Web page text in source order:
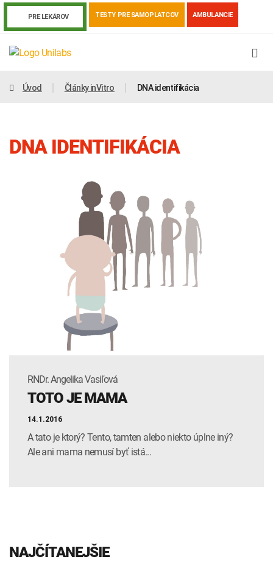
PRE LEKÁROV TESTY PRE SAMOPLATCOV AMBULANCIE
Žiadanky a tlačivá
Výsledky vyšetrení Kortizol Odberová príručka
INTOLERANCIA POTRAVÍN Lymská borelióza
Human papillomavirus (HPV)
Úvod Články inVitro DNA identifikácia
DNA IDENTIFIKÁCIA
RNDr. Angelika Vasiľová
TOTO JE MAMA
14.1.2016
A tato je ktorý? Tento, tamten alebo niekto úplne iný?
Ale ani mama nemusí byť istá...
NAJČÍTANEJŠIE